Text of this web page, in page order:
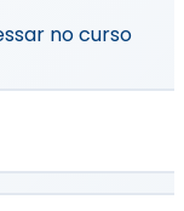
no curso